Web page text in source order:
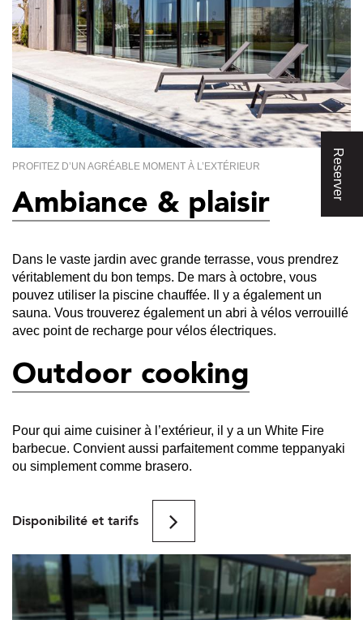
Reserver
PROFITEZ D’UN AGRÉABLE MOMENT À L’EXTÉRIEUR
Ambiance & plaisir
Dans le vaste jardin avec grande terrasse, vous prendrez
véritablement du bon temps. De mars à octobre, vous
pouvez utiliser la piscine chauffée. Il y a également un
sauna. Vous trouverez également un abri à vélos verrouillé
avec point de recharge pour vélos électriques.
Outdoor cooking
Pour qui aime cuisiner à l’extérieur, il y a un White Fire
barbecue. Convient aussi parfaitement comme teppanyaki
ou simplement comme brasero.
Disponibilité et tarifs